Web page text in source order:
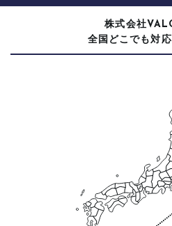
株式会社
全国どこでも対応